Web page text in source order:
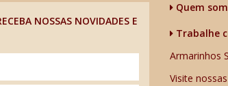
NOSSAS NOVIDADES E
Quem
Trabalhe
Armarinhos
Visite